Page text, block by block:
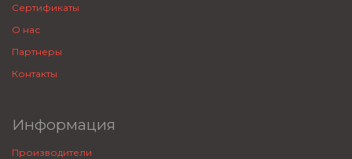
Сертификаты
О нас
Партнеры
Контакты
Информация
Производители